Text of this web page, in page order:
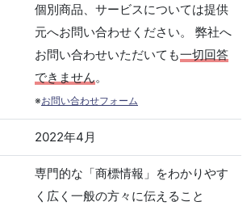
個別商品、サービスについては提供
元へお問い合わせください。 弊社へ
お問い合わせいただいても一切回答
できません。
※お問い合わせフォーム
2022年4月
専門的な「商標情報」をわかりやす
く広く一般の方々に伝えること